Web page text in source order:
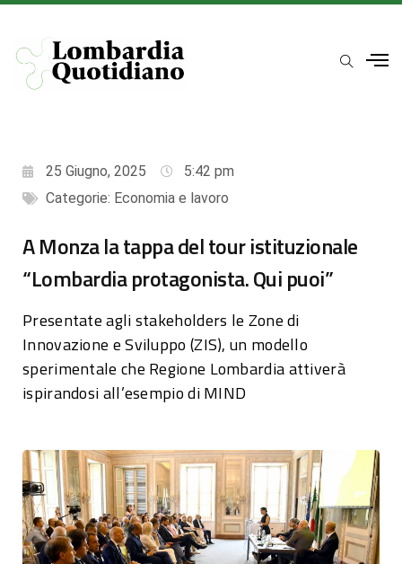
25 Giugno, 2025
5:42 pm
Categorie: Economia e lavoro
A Monza la tappa del tour istituzionale
“Lombardia protagonista. Qui puoi”
Presentate agli stakeholders le Zone di
Innovazione e Sviluppo (ZIS), un modello
sperimentale che Regione Lombardia attiverà
ispirandosi all’esempio di MIND